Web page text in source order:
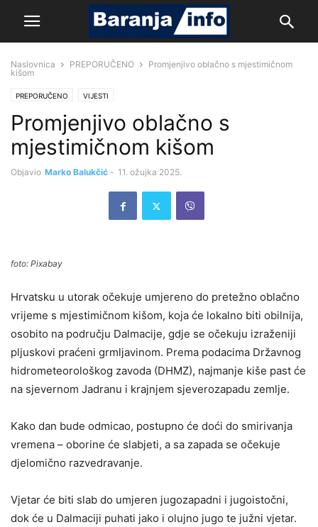
Naslovnica PREPORUČENO
Promjenjivo oblačno s mjestimičnom
kišom
PREPORUČENO VIJESTI
Promjenjivo oblačno s
mjestimičnom kišom
Objavio Marko Balukčić - 11. ožujka 2025.
foto: Pixabay
Hrvatsku u utorak očekuje umjereno do pretežno oblačno
vrijeme s mjestimičnom kišom, koja će lokalno biti obilnija,
osobito na području Dalmacije, gdje se očekuju izraženiji
pljuskovi praćeni grmljavinom. Prema podacima Državnog
hidrometeorološkog zavoda (DHMZ), najmanje kiše past će
na sjevernom Jadranu i krajnjem sjeverozapadu zemlje.
Kako dan bude odmicao, postupno će doći do smirivanja
vremena – oborine će slabjeti, a sa zapada se očekuje
djelomično razvedravanje.
Vjetar će biti slab do umjeren jugozapadni i jugoistočni,
dok će u Dalmaciji puhati jako i olujno jugo te južni vjetar.